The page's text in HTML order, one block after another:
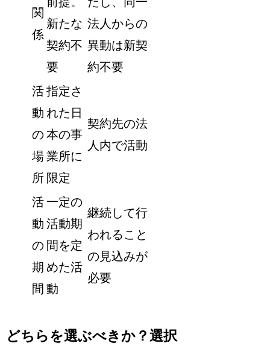
関
係
新たな
契約不
要
法人からの
異動は新契
約不要
活
動
の
場
所
指定さ
れた日
本の事
業所に
限定
契約先の法
人内で活動
活
動
の
期
間
一定の
活動期
間を定
めた活
動
継続して行
われること
の見込みが
必要
どちらを選ぶべきか？選択